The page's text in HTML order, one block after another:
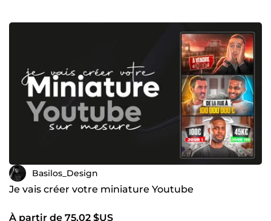
Basilos_Design
Je vais créer votre miniature Youtube
À partir de 75,02 $US